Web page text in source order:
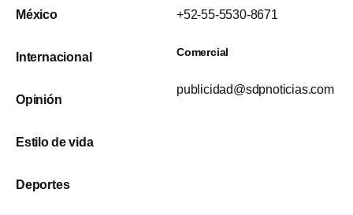
México
Internacional
Opinión
Estilo de vida
Deportes
+52-55-5530-8671
Comercial
publicidad@sdpnoticias.com